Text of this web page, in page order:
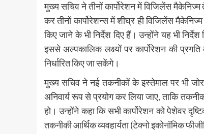
मुख्य सचिव ने तीनों कार्पोरेशन में विजिलेंस
कर तीनों कार्पोरेशन्स में शीघ्र ही विजिलेंस
किए जाने के भी निर्देश दिए हैं। उन्होंने यह भी
इससे अल्पकालिक लक्ष्यों पर कार्पोरेशन की
निर्धारित किए जा सकेंगे।
मुख्य सचिव ने नई तकनीकों के इस्तेमाल पर भी
अनिवार्य रूप से प्रयोग कर लिया जाए, ताकि
हो। उन्होंने कहा कि सभी कार्पोरेशन को पेशेवर
तकनीकी आर्थिक व्यवहार्यता (टेक्नो इकोनॉमिक